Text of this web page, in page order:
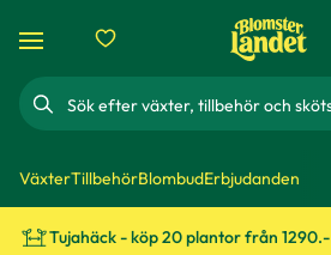
Sök
VäxterTillbehörBlombudErbjudanden
Tujahäck - köp 20 plantor från 1290.-